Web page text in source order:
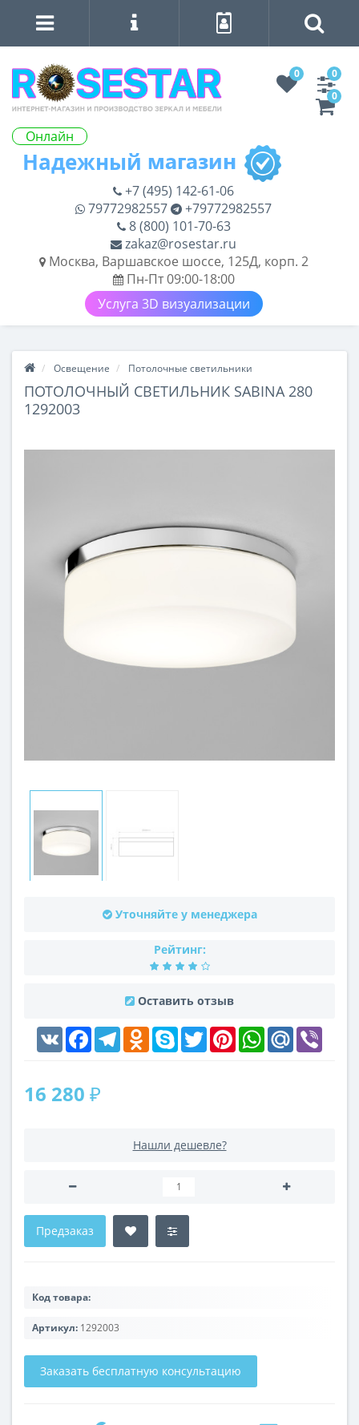
Онлайн
0
0
0
+7 (495) 142-61-06
79772982557
+79772982557
8 (800) 101-70-63
zakaz@rosestar.ru
Москва, Варшавское шоссе, 125Д, корп. 2
Пн-Пт 09:00-18:00
Услуга 3D визуализации
Освещение Потолочные светильники
ПОТОЛОЧНЫЙ СВЕТИЛЬНИК SABINA 280
1292003
Уточняйте у менеджера
Рейтинг:
Оставить отзыв
VK FacebookTelegramOdnoklassniki
Skype Twitter PinterestWhatsAppMail.Ru
16 280 ₽
Нашли дешевле?
Предзаказ
Код товара:
Артикул: 1292003
Заказать бесплатную консультацию